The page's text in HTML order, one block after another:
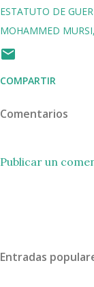
ESTATUTO DE
MOHAMMED MURSI
COMPARTIR
Comentarios
Publicar un
Entradas